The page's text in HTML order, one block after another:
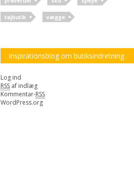
tøjbutik vægge
Inspirationsblog om butiksindretning
Log ind
RSS af indlæg
Kommentar-RSS
WordPress.org